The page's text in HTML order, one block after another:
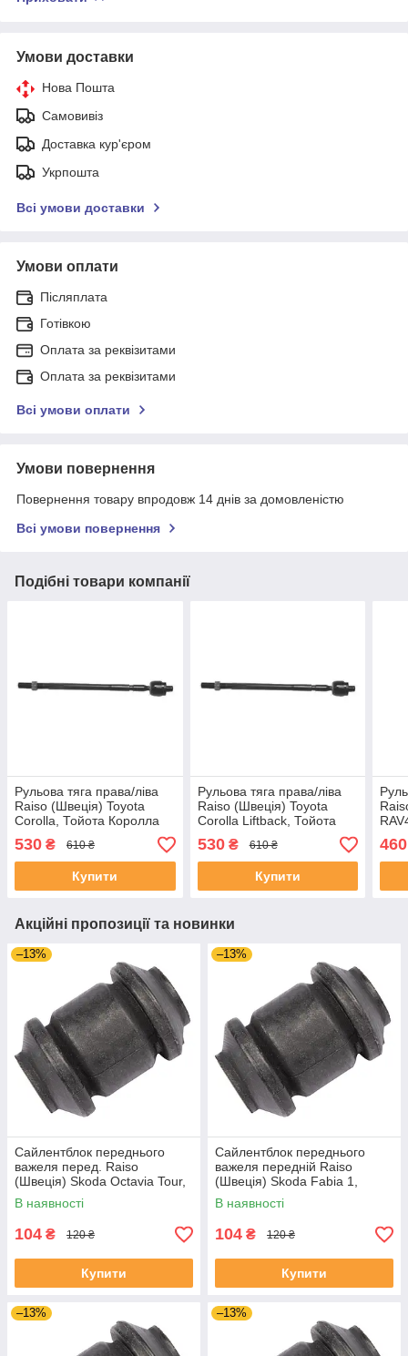
Умови доставки
Нова Пошта
Самовивіз
Доставка кур'єром
Укрпошта
Всі умови доставки
Умови оплати
Післяплата
Готівкою
Оплата за реквізитами
Оплата за реквізитами
Всі умови оплати
Умови повернення
Повернення товару впродовж 14 днів за домовленістю
Всі умови повернення
Подібні товари компанії
Рульова тяга права/ліва
Raiso (Швеція) Toyota
Corolla, Тойота Королла
87-95 #RL-455125T
UAWRXGZ4
530 ₴ 610 ₴
Купити
Рульова тяга права/ліва
Raiso (Швеція) Toyota
Corolla Liftback, Тойота
Королла Ліфтбек #RL-
455125T UAFOGQE4
530₴ 610 ₴
Купити
00-
460
Акційні пропозиції та новинки
–13%
Сайлентблок переднього
важеля перед. Raiso
(Швеція) Skoda Octavia Tour,
Октавія Тур 96- #RL-1J0182V
UAJOTLS4
В наявності
104 ₴ 120 ₴
Купити
–13%
Сайлентблок переднього
важеля передній Raiso
(Швеція) Skoda Fabia 1,
Шкода Фабія 1 99-08 #RL-
1J0182V UAXPUCH4
В наявності
104 ₴ 120 ₴
Купити
–13% –13%